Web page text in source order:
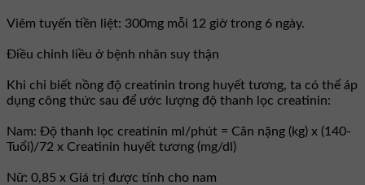
Viêm tuyến tiền liệt: 300mg mỗi 12 giờ trong 6 ngày.
Ðiều chỉnh liều ở bệnh nhân suy thận
Khi chỉ biết nồng độ creatinin trong huyết tương, ta có thể áp
dụng công thức sau để ước lượng độ thanh lọc creatinin:
Nam: Ðộ thanh lọc creatinin ml/phút = Cân nặng (kg) x (140-
Tuổi)/72 x Creatinin huyết tương (mg/dl)
Nữ: 0,85 x Giá trị được tính cho nam